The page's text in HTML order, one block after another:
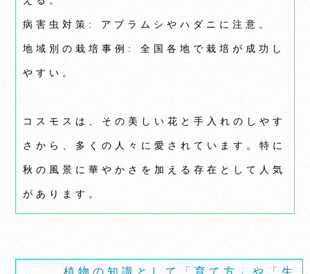
病害虫対策: アブラムシやハダニに注意。
地域別の栽培事例: 全国各地で栽培が成功し
やすい。
コスモスは、その美しい花と手入れのしやす
さから、多くの人々に愛されています。特に
秋の風景に華やかさを加える存在として人気
があります。